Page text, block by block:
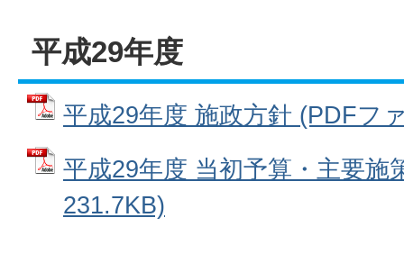
平成29年度
平成29年度 施政方針 (PDFフ
平成29年度 当初予算・主要施
231.7KB)